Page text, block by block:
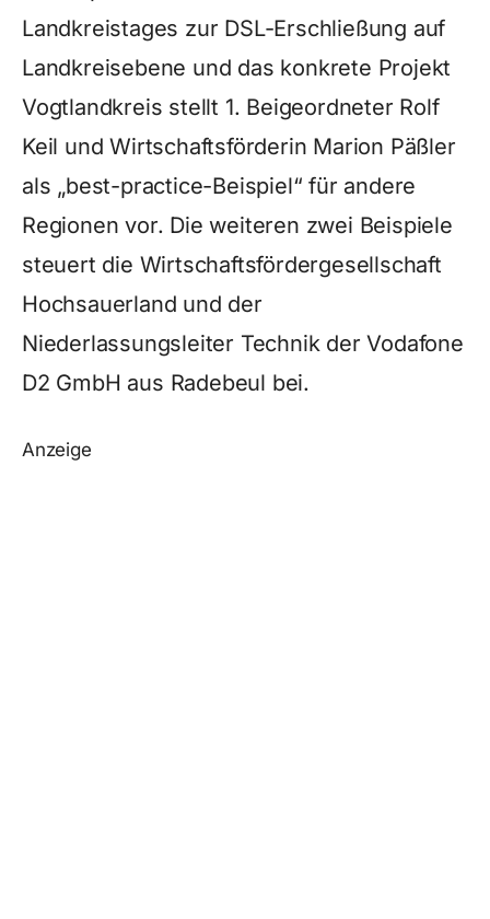
Landkreistages zur DSL-Erschließung auf
Landkreisebene und das konkrete Projekt
Vogtlandkreis stellt 1. Beigeordneter Rolf
Keil und Wirtschaftsförderin Marion Päßler
als „best-practice-Beispiel“ für andere
Regionen vor. Die weiteren zwei Beispiele
steuert die Wirtschaftsfördergesellschaft
Hochsauerland und der
Niederlassungsleiter Technik der Vodafone
D2 GmbH aus Radebeul bei.
Anzeige